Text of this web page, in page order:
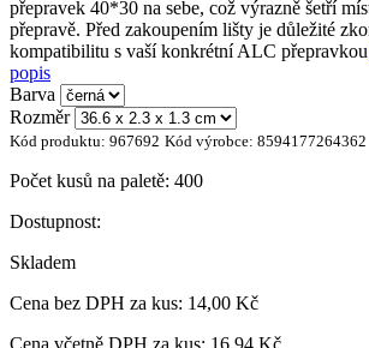
přepravek 40*30 na sebe, což výrazně šetří
přepravě. Před zakoupením lišty je důležité
kompatibilitu s vaší konkrétní ALC přepravkou
popis
Barva
Rozměr
Kód produktu: 967692 Kód výrobce: 8594177264362
Počet kusů na paletě: 400
Dostupnost:
Skladem
Cena bez DPH za kus: 14,00 Kč